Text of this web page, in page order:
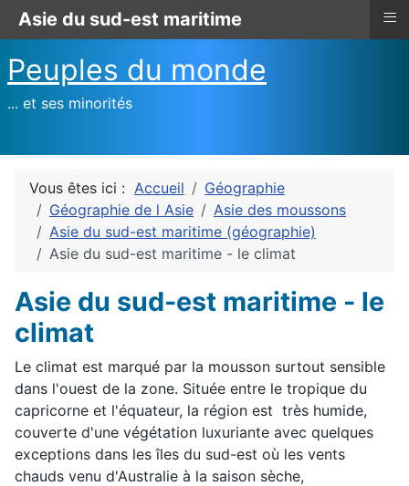
Peuples du monde
... et ses minorités
Vous êtes ici : Accueil
Géographie
Géographie de l Asie
Asie des moussons
Asie du sud-est maritime (géographie)
Asie du sud-est maritime - le climat
Asie du sud-est maritime - le
climat
Le climat est marqué par la mousson surtout sensible
dans l'ouest de la zone. Située entre le tropique du
capricorne et l'équateur, la région est très humide,
couverte d'une végétation luxuriante avec quelques
exceptions dans les îles du sud-est où les vents
chauds venu d'Australie à la saison sèche,
Asie du sud-est maritime ≡